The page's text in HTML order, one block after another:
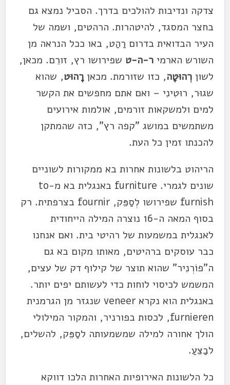
צדקה ונדיבות להולכים בדרך. הסביל נמצא גם
בחצר המסגד, להיטהרות. הרהטים, ושמה של
העיר הבדואית בדרום רַהַט, באו ככל הנראה מן
השורש הארמיר-ה-ט שפירושו רץ, זורֵם. מכאן,
לשוןרְהוּטָה, כזו שזורמת. מכאןרָהוּט, שהוא
שגוּר, רוּטִינִי – ואם אתם מחפשים את הקשר
למים ולמשקאות זורמים, אולמות אירועים
משתמשים במושג "קפה רץ", כזה שהמתקן
להכנתו זמין כל העת.
הריהוט בלשונות אחרות בא ממקורות לשוניים
שונים לגמרי. furniture באנגלית בא מ-to
furnish שפירושו לְסַפֵּק, fournir בצרפתית. רק
בסוף המאה ה-16 נוצרה המילה הייחודית
לאנגלית במשמעות של רהיטי בית. ואם אנחנו
כבר עוסקים ברהיטים, מאותו מקום בא גם
ה"פוֹרְנִיר" שהוא תוצר של קילוף דק של עצים,
המשמש לכיסוי לוחות כדי לעשותם יפים יותר.
באנגלית הוא נקרא veneer שנגזר מן הגרמנית
furnieren, לכסות בפורניר, והמקור המילולי
הולך אחורה למילה שמשמעותה לסַפֵּק, להשלים,
לבַצֵּעַ.
כל הלשונות האירופיות האחרות הלכו דווקא